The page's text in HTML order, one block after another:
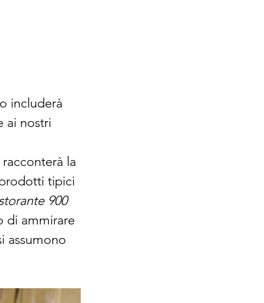
includerà
ai nostri
la
tipici
900
di ammirare
assumono